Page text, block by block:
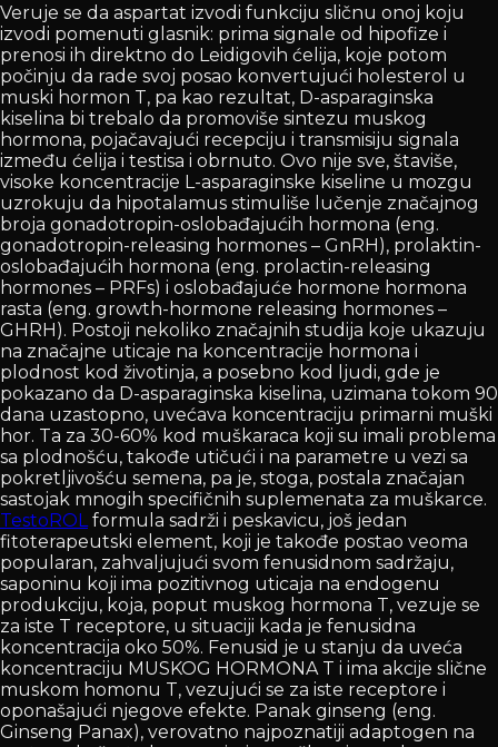
Veruje se da aspartat izvodi funkciju sličnu onoj koju
izvodi pomenuti glasnik: prima signale od hipofize i
prenosi ih direktno do Leidigovih ćelija, koje potom
počinju da rade svoj posao konvertujući holesterol u
muski hormon T, pa kao rezultat, D-asparaginska
kiselina bi trebalo da promoviše sintezu muskog
hormona, pojačavajući recepciju i transmisiju signala
između ćelija i testisa i obrnuto. Ovo nije sve, štaviše,
visoke koncentracije L-asparaginske kiseline u mozgu
uzrokuju da hipotalamus stimuliše lučenje značajnog
broja gonadotropin-oslobađajućih hormona (eng.
gonadotropin-releasing hormones – GnRH), prolaktin-
oslobađajućih hormona (eng. prolactin-releasing
hormones – PRFs) i oslobađajuće hormone hormona
rasta (eng. growth-hormone releasing hormones –
GHRH). Postoji nekoliko značajnih studija koje ukazuju
na značajne uticaje na koncentracije hormona i
plodnost kod životinja, a posebno kod ljudi, gde je
pokazano da D-asparaginska kiselina, uzimana tokom 90
dana uzastopno, uvećava koncentraciju primarni muški
hor. Ta za 30-60% kod muškaraca koji su imali problema
sa plodnošću, takođe utičući i na parametre u vezi sa
pokretljivošću semena, pa je, stoga, postala značajan
sastojak mnogih specifičnih suplemenata za muškarce.
TestoROLformula sadrži i peskavicu, još jedan
fitoterapeutski element, koji je takođe postao veoma
popularan, zahvaljujući svom fenusidnom sadržaju,
saponinu koji ima pozitivnog uticaja na endogenu
produkciju, koja, poput muskog hormona T, vezuje se
za iste T receptore, u situaciji kada je fenusidna
koncentracija oko 50%. Fenusid je u stanju da uveća
koncentraciju MUSKOG HORMONA T i ima akcije slične
muskom homonu T, vezujući se za iste receptore i
oponašajući njegove efekte. Panak ginseng (eng.
Ginseng Panax), verovatno najpoznatiji adaptogen na